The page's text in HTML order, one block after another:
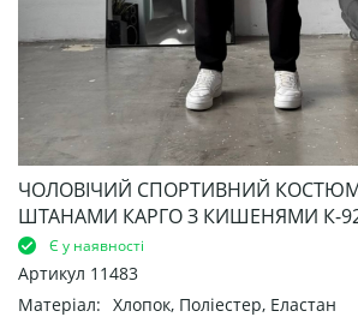
ЧОЛОВІЧИЙ СПОРТИВНИЙ КОСТЮМ
ШТАНАМИ КАРГО З КИШЕНЯМИ К-
Є у наявності
Артикул 11483
Матеріал: Хлопок, Поліестер, Еластан